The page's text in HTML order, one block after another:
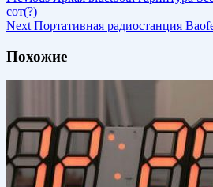
сот(?)
Next Портативная радиостанция
Похожие